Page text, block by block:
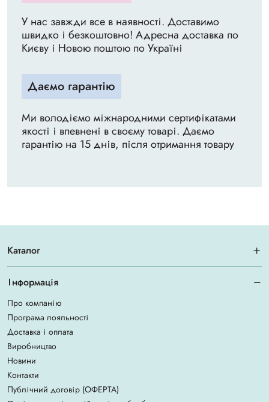
У нас завжди все в наявності. Доставимо
швидко і безкоштовно! Адресна доставка по
Києву і Новою поштою по Україні
Даємо гарантію
Ми володіємо міжнародними сертифікатами
якості і впевнені в своєму товарі. Даємо
гарантію на 15 днів, після отримання товару
Каталог
Інформація
Про компанію
Програма лояльності
Доставка і оплата
Виробництво
Новини
Контакти
Публічний договір (ОФЕРТА)